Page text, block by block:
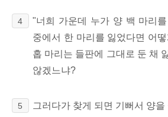
4
"너희 가운데 누가 양 백 마리
중에서 한 마리를 잃었다면 어
홉 마리는 들판에 그대로 둔 채
않겠느냐?
5 그러다가 찾게 되면 기뻐서 양을